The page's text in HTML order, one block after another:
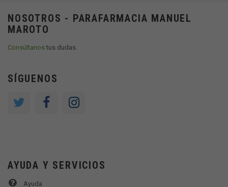
NOSOTROS - PARAFARMACIA MANUEL
MAROTO
Consúltanostus dudas.
SÍGUENOS
AYUDA Y SERVICIOS
Ayuda